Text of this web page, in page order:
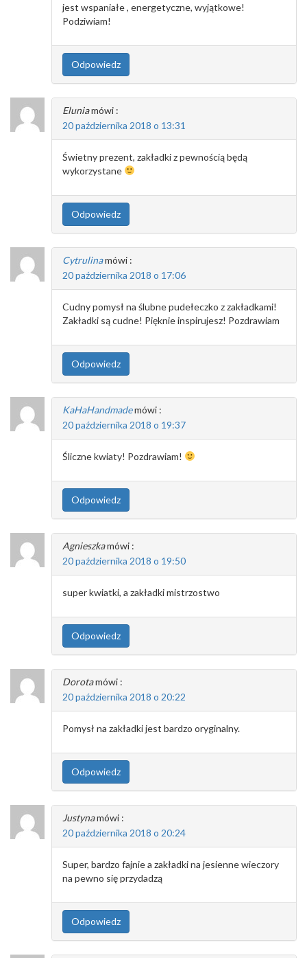
jest wspaniałe , energetyczne, wyjątkowe!
Podziwiam!
Odpowiedz
Eluniamówi :
20 października 2018 o 13:31
Świetny prezent, zakładki z pewnością będą
wykorzystane
Odpowiedz
Cytrulinamówi :
20 października 2018 o 17:06
Cudny pomysł na ślubne pudełeczko z zakładkami!
Zakładki są cudne! Pięknie inspirujesz! Pozdrawiam
Odpowiedz
KaHaHandmademówi :
20 października 2018 o 19:37
Śliczne kwiaty! Pozdrawiam!
Odpowiedz
Agnieszkamówi :
20 października 2018 o 19:50
super kwiatki, a zakładki mistrzostwo
Odpowiedz
Dorotamówi :
20 października 2018 o 20:22
Pomysł na zakładki jest bardzo oryginalny.
Odpowiedz
Justynamówi :
20 października 2018 o 20:24
Super, bardzo fajnie a zakładki na jesienne wieczory
na pewno się przydadzą
Odpowiedz